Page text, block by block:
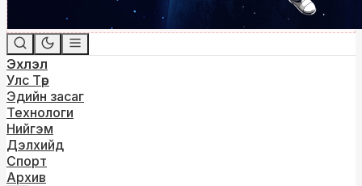
Эхлэл
Улс Төр
Эдийн засаг
Технологи
Нийгэм
Дэлхийд
Спорт
Архив